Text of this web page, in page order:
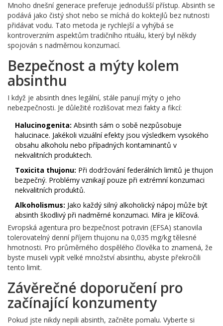
Mnoho dnešní generace preferuje jednodušší přístup. Absinth se
podává jako čistý shot nebo se míchá do koktejlů bez nutnosti
přidávat vodu. Tato metoda je rychlejší a vyhýbá se
kontroverzním aspektům tradičního rituálu, který byl někdy
spojován s nadměrnou konzumací.
Bezpečnost a mýty kolem
absinthu
I když je absinth dnes legální, stále panují mýty o jeho
nebezpečnosti. Je důležité rozlišovat mezi fakty a fikcí:
Halucinogenita: Absinth sám o sobě nezpůsobuje
halucinace. Jakékoli vizuální efekty jsou výsledkem vysokého
obsahu alkoholu nebo případných kontaminantů v
nekvalitních produktech.
Toxicita thujonu: Při dodržování federálních limitů je thujon
bezpečný. Problémy vznikají pouze při extrémní konzumaci
nekvalitních produktů.
Alkoholismus: Jako každý silný alkoholický nápoj může být
absinth škodlivý při nadměrné konzumaci. Míra je klíčová.
Evropská agentura pro bezpečnost potravin (EFSA) stanovila
tolerovatelný denní příjem thujonu na 0,035 mg/kg tělesné
hmotnosti. Pro průměrného dospělého člověka to znamená, že
byste museli vypít velké množství absinthu, abyste překročili
tento limit.
Závěrečné doporučení pro
začínající konzumenty
Pokud jste nikdy nepili absinth, začněte pomalu. Vyberte si